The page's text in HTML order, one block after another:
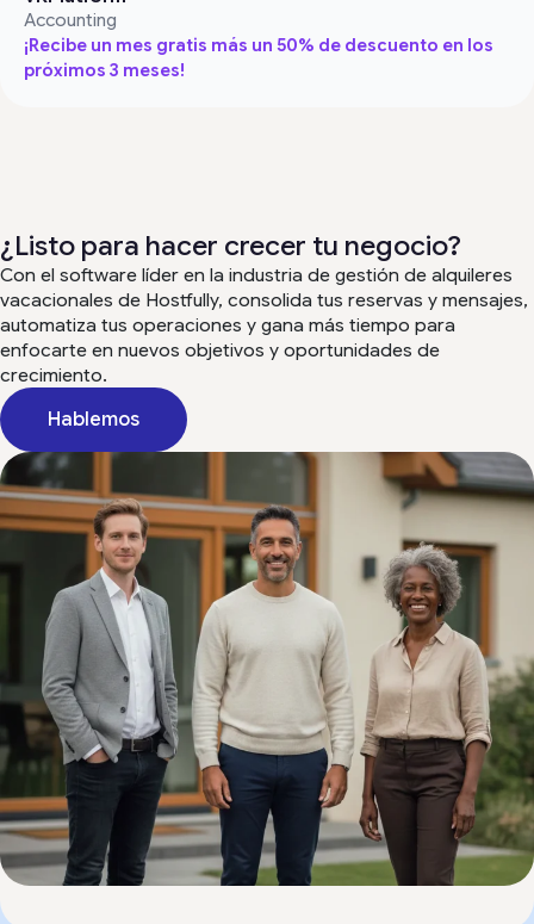
Accounting
¡Recibe un mes gratis más un 50% de descuento en los
próximos 3 meses!
¿Listo para hacer crecer tu negocio?
Con el software líder en la industria de gestión de alquileres
vacacionales de Hostfully, consolida tus reservas y mensajes,
automatiza tus operaciones y gana más tiempo para
enfocarte en nuevos objetivos y oportunidades de
crecimiento.
Hablemos